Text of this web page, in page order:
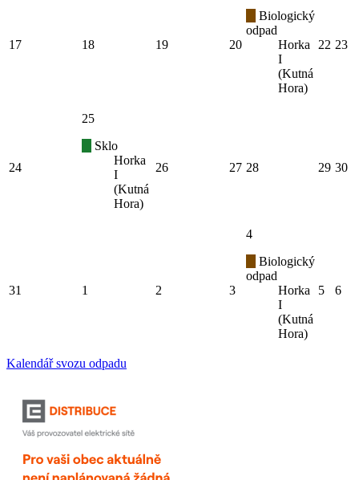
17 18 19 20
Biologický
odpad
Horka
I
(Kutná
Hora)
22 23
24
25
Sklo
Horka
I
(Kutná
Hora)
26 27 28 29 30
31 1 2 3
4
Biologický
odpad
Horka
I
(Kutná
Hora)
5 6
Kalendář svozu odpadu